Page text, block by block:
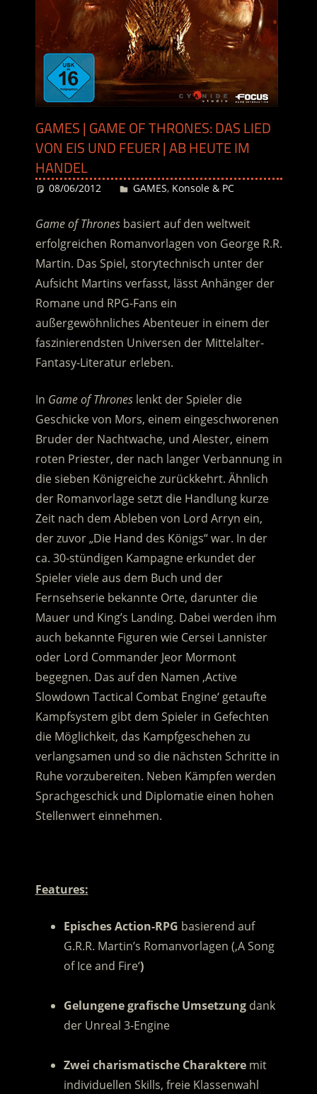
GAMES | GAME OF THRONES: DAS LIED
VON EIS UND FEUER | AB HEUTE IM
HANDEL
08/06/2012 Desiree
GAMES, Konsole & PC
Game of Thronesbasiert auf den weltweit
erfolgreichen Romanvorlagen von George R.R.
Martin. Das Spiel, storytechnisch unter der
Aufsicht Martins verfasst, lässt Anhänger der
Romane und RPG-Fans ein
außergewöhnliches Abenteuer in einem der
faszinierendsten Universen der Mittelalter-
Fantasy-Literatur erleben.
In Game of Throneslenkt der Spieler die
Geschicke von Mors, einem eingeschworenen
Bruder der Nachtwache, und Alester, einem
roten Priester, der nach langer Verbannung in
die sieben Königreiche zurückkehrt. Ähnlich
der Romanvorlage setzt die Handlung kurze
Zeit nach dem Ableben von Lord Arryn ein,
der zuvor „Die Hand des Königs“ war. In der
ca. 30-stündigen Kampagne erkundet der
Spieler viele aus dem Buch und der
Fernsehserie bekannte Orte, darunter die
Mauer und King’s Landing. Dabei werden ihm
auch bekannte Figuren wie Cersei Lannister
oder Lord Commander Jeor Mormont
begegnen. Das auf den Namen ‚Active
Slowdown Tactical Combat Engine‘ getaufte
Kampfsystem gibt dem Spieler in Gefechten
die Möglichkeit, das Kampfgeschehen zu
verlangsamen und so die nächsten Schritte in
Ruhe vorzubereiten. Neben Kämpfen werden
Sprachgeschick und Diplomatie einen hohen
Stellenwert einnehmen.
Features:
Episches Action-RPG basierend auf
G.R.R. Martin’s Romanvorlagen (‚A Song
of Ice and Fire‘)
Gelungene grafische Umsetzungdank
der Unreal 3-Engine
Zwei charismatische Charakteremit
individuellen Skills, freie Klassenwahl